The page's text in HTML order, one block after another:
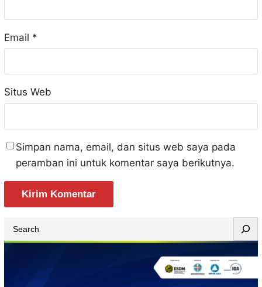
Email *
Situs Web
Simpan nama, email, dan situs web saya pada
peramban ini untuk komentar saya berikutnya.
e